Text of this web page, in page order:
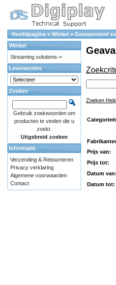
Hoofdpagina » Winkel » Geavanceerd
Zoeken Help
Prijs van:
Prijs tot:
Datum van:
Datum tot:
Winkel
Streaming solutions->
Leveranciers
Zoeken
Gebruik zoekwoorden om
producten te vinden die u
zoekt.
Uitgebreid zoeken
Informatie
Verzending & Retourneren
Privacy verklaring
Algemene voorwaarden
Contact